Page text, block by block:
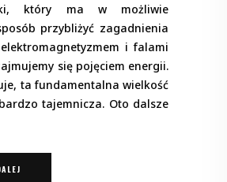
który ma w możliwie
przybliżyć zagadnienia
i falami
się pojęciem energii.
ta fundamentalna wielkość
tajemnicza. Oto dalsze